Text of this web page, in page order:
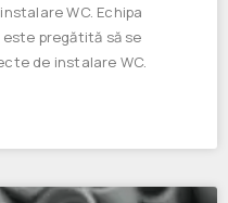
WC. Echipa
pregătită să se
de instalare WC.